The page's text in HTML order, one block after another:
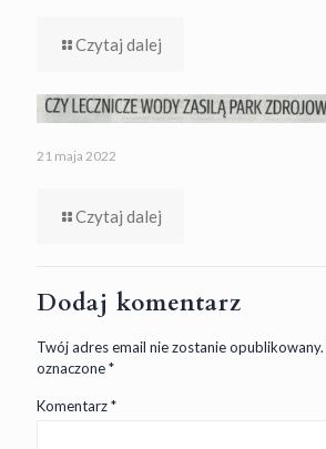
Czytaj dalej
21 maja 2022
Czytaj dalej
Dodaj komentarz
Twój adres email nie zostanie opublikowany.
oznaczone*
Komentarz*